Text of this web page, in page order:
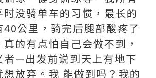
没骑单车的习惯，最长的
公里，骑完后腿部酸疼了
的有点怕自己会做不到，
者—出发前说到天上有地下
放弃。我 能做到吗？我的